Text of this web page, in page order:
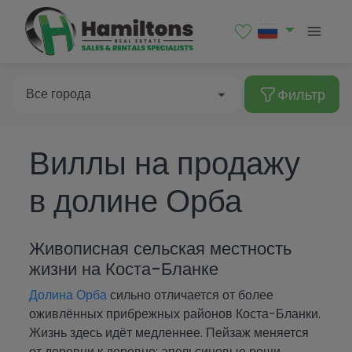
Все города
Albatera
Albir
Alcalalí
Alfaz del Pi
Algorfa
Almoradí
Фильтр
Тип недвижимости
Дуплекс
Гараж
Коммерческое помещение
Все города
Albatera
Albir
Alcalalí
От
Спальни
Все
More Фильтров
Виллы на продажу
в долине Орба
Живописная сельская местность
жизни на Коста-Бланке
Долина Орбасильно отличается от более
оживлённых прибрежных районов Коста-Бланки.
Жизнь здесь идёт медленнее. Пейзаж меняется